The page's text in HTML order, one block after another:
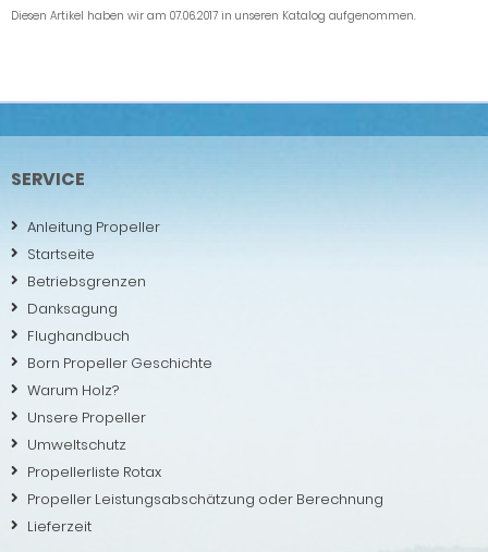
Diesen Artikel haben wir am 07.06.2017 in unseren Katalog aufgenommen.
SERVICE
Anleitung Propeller
Startseite
Betriebsgrenzen
Danksagung
Flughandbuch
Born Propeller Geschichte
Warum Holz?
Unsere Propeller
Umweltschutz
Propellerliste Rotax
Propeller Leistungsabschätzung oder Berechnung
Lieferzeit